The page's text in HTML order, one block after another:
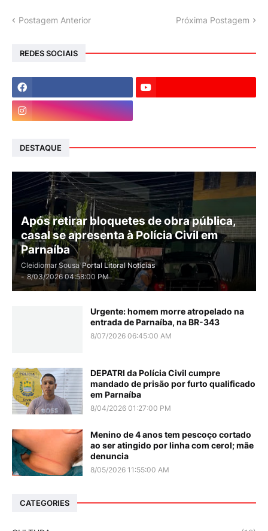
Postagem Anterior Próxima Postagem
REDES SOCIAIS
DESTAQUE
Após retirar bloquetes de obra pública,
casal se apresenta à Polícia Civil em
Parnaíba
Cleidiomar Sousa Portal Litoral Notícias
- 8/03/2026 04:58:00 PM
Urgente: homem morre atropelado na
entrada de Parnaíba, na BR-343
8/07/2026 06:45:00 AM
DEPATRI da Polícia Civil cumpre
mandado de prisão por furto qualificado
em Parnaíba
8/04/2026 01:27:00 PM
Menino de 4 anos tem pescoço cortado
ao ser atingido por linha com cerol; mãe
denuncia
8/05/2026 11:55:00 AM
CATEGORIES